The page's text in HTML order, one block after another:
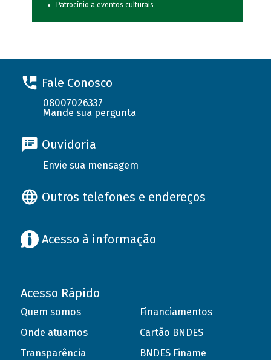
Patrocínio a eventos culturais
Fale Conosco
08007026337
Mande sua pergunta
Ouvidoria
Envie sua mensagem
Outros telefones e endereços
Acesso à informação
Acesso Rápido
Quem somos
Onde atuamos
Transparência
Financiamentos
Cartão BNDES
BNDES Finame